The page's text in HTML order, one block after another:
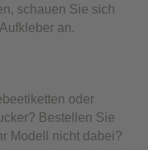
schauen Sie sich
an.
oder
Bestellen Sie
Modell nicht dabei?